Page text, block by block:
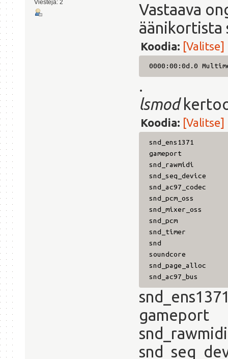
Viestejä: 2
Vastaava
äänikortista
Koodia: [Valitse]
0000:00:0d.0
.
lsmod
Koodia: [Valitse]
snd_ens1371
gameport
snd_rawmidi
snd_ac97_codec
snd_mixer_oss
snd_pcm 89864
snd_timer
snd 55268 8
soundcore
snd_page_alloc
snd_ac97_bus
gameport